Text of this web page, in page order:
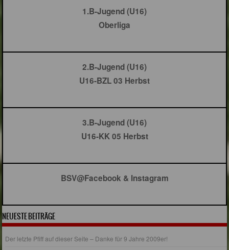
1.B-Jugend (U16)
Oberliga
2.B-Jugend (U16)
U16-BZL 03 Herbst
3.B-Jugend (U16)
U16-KK 05 Herbst
BSV@Facebook & Instagram
NEUESTE BEITRÄGE
Der letzte Pfiff auf dieser Seite – Danke für 9 Jahre 2009er!